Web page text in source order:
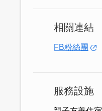
相關連結
FB粉絲團
服務設施